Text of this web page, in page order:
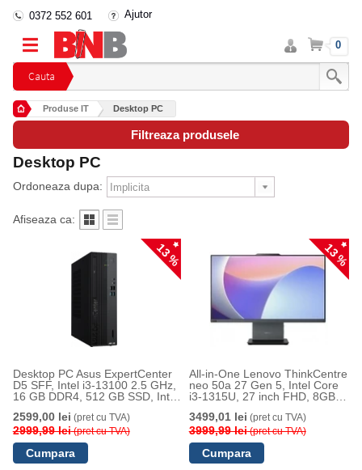
Cauta
0372 552 601 Ajutor
Intra
in
cont
Cos 0
Produse IT Desktop PC
Filtreaza produsele
Desktop PC
Ordoneaza dupa:
Afiseaza ca:
13 %
Desktop PC Asus ExpertCenter
D5 SFF, Intel i3-13100 2.5 GHz,
16 GB DDR4, 512 GB SSD, Intel
Pro Education
2599,00 lei (pret cu TVA)
2999,99 lei(pret cu TVA)
13 %
All-in-One Lenovo ThinkCentre
neo 50a 27 Gen 5, Intel Core
i3-1315U, 27 inch FHD, 8GB
11 Pro Edu, Gray
3499,01 lei (pret cu TVA)
3999,99 lei(pret cu TVA)